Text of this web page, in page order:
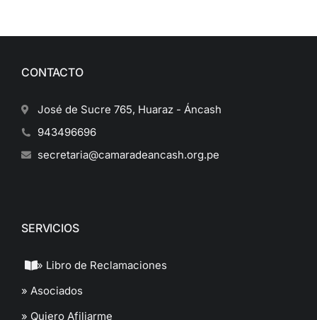
CONTACTO
José de Sucre 765, Huaraz - Áncash
943496696
secretaria@camaradeancash.org.pe
SERVICIOS
» Libro de Reclamaciones
» Asociados
» Quiero Afiliarme